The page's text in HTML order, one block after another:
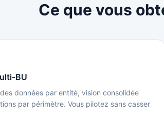
Ce que vous
BU
données par entité, vision consolidée
par périmètre. Vous pilotez sans casser